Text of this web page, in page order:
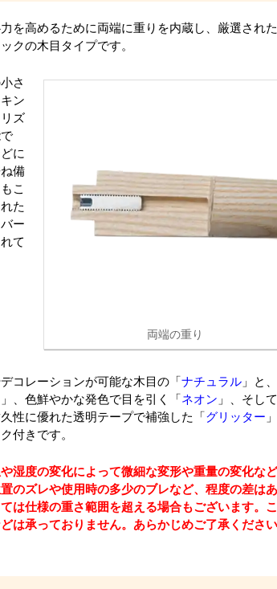
を高めるために両端に重りを内蔵し、厳選され
クの木目タイプです。
両端の重り
さ
ン
ズ
に
備
こ
た
ー
て
コレーションが可能な木目の「ナチュラル 」と
」、色鮮やかな発色で目を引く「ネオン 」、そし
性に優れた透明テープで補強した「グリッター
付きです。
湿度の変化によって微細な変形や重量の変化な
のズレや使用時の多少のブレなど、程度の差は
は仕様の重さ範囲を超える場合もございます。
は承っておりません。あらかじめご了承ください